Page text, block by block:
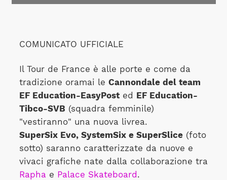
COMUNICATO UFFICIALE
Il Tour de France è alle porte e come da
tradizione oramai le Cannondale del team
EF Education-EasyPosted EF Education-
Tibco-SVB (squadra femminile)
"vestiranno" una nuova livrea.
SuperSix Evo, SystemSix e SuperSlice(foto
sotto) saranno caratterizzate da nuove e
vivaci grafiche nate dalla collaborazione tra
Rapha e Palace Skateboard .